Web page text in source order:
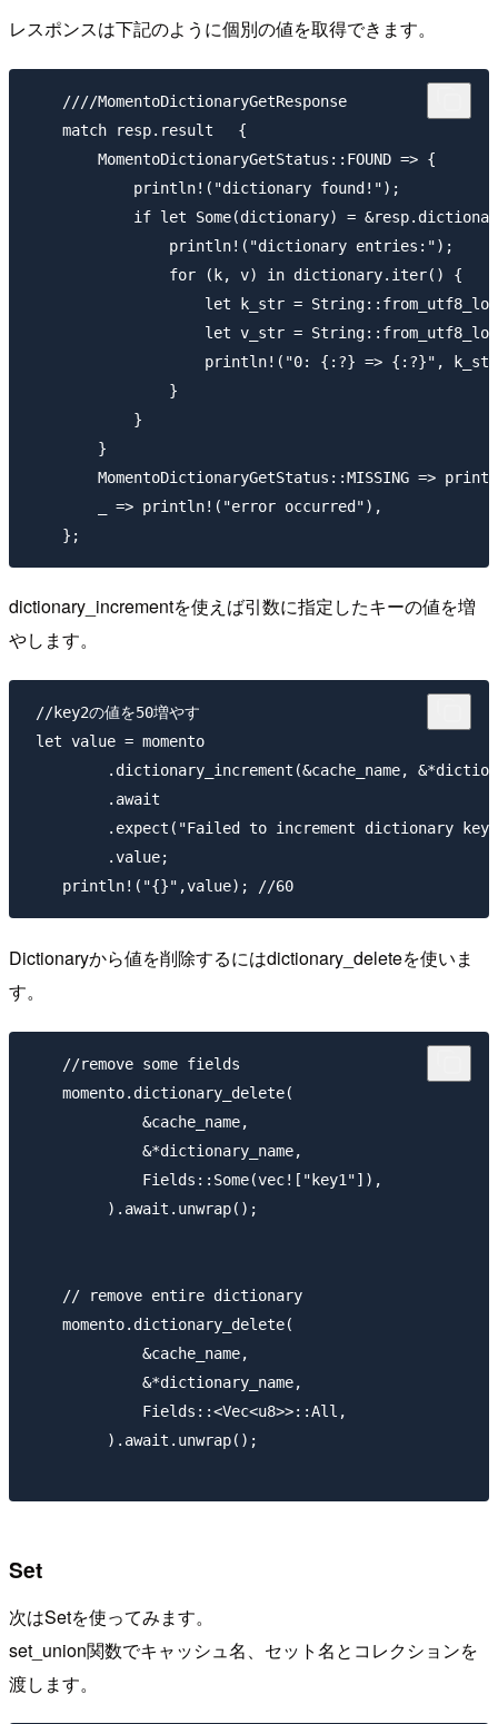
レスポンスは下記のように個別の値を取得できます。
    ////MomentoDictionaryGetResponse
    match resp.result　 {
        MomentoDictionaryGetStatus::FOUND => {
            println!("dictionary found!");
if let Some(dictionary) =
                println!("dictionary entries:");
                for (k, v) in dictionary.iter() {
let k_str =
let v_str =
println!("0: {:?} => {:?}",
                }
            }
        }
MomentoDictionaryGetStatus::MISSING =>
        _ => println!("error occurred"),
dictionary_incrementを使えば引数に指定したキーの値を増
やします。
//key2の値を50増やす
let value = momento
.dictionary_increment(&cache_name,
         .await
.expect("Failed to increment dictionary
         .value;
Dictionaryから値を削除するにはdictionary_deleteを使いま
す。
    //remove some fields
    momento.dictionary_delete(
             &cache_name,
             &*dictionary_name,
             Fields::Some(vec!["key1"]),
         ).await.unwrap();
    // remove entire dictionary
    momento.dictionary_delete(
             &cache_name,
             &*dictionary_name,
             Fields::<Vec<u8>>::All,
         ).await.unwrap();
Set
次はSetを使ってみます。
set_union関数でキャッシュ名、セット名とコレクションを
渡します。